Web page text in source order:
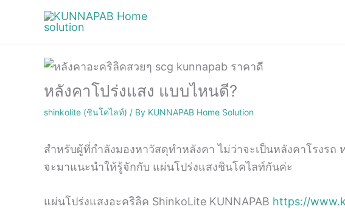
content
หลังคาโปร่งแสง แบบไหนดี?
shinkolite (ชินโคไลท์) / By KUNNAPAB Home Solution
สำหรับผู้ที่กำลังมองหาวัสดุทำหลังคา ไม่ว่าจะเป็นหลังคาโรงร
จะมาแนะนำให้รู้จักกับ แผ่นโปร่งแสงชินโคไลท์กันค่ะ
แผ่นโปร่งแสงอะคริลิค ShinkoLite KUNNAPAB https://